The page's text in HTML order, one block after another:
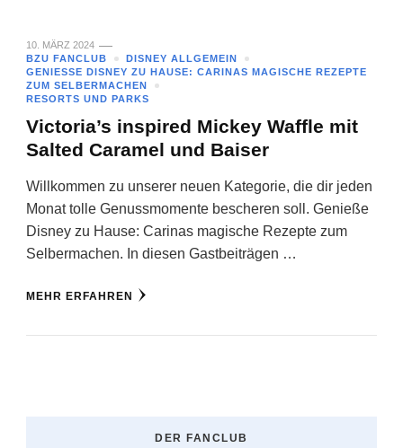
10. MÄRZ 2024
BZU FANCLUB
DISNEY ALLGEMEIN
GENIESSE DISNEY ZU HAUSE: CARINAS MAGISCHE REZEPTE Z
UM SELBERMACHEN
RESORTS UND PARKS
Victoria’s inspired Mickey Waffle mit
Salted Caramel und Baiser
Willkommen zu unserer neuen Kategorie, die dir jeden
Monat tolle Genussmomente bescheren soll. Genieße
Disney zu Hause: Carinas magische Rezepte zum
Selbermachen. In diesen Gastbeiträgen …
MEHR ERFAHREN
DER FANCLUB